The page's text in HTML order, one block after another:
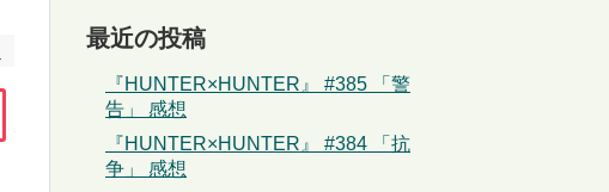
最近の投稿
『HUNTER×HUNTER』 #385 「警
告」 感想
『HUNTER×HUNTER』 #384 「抗
争」 感想